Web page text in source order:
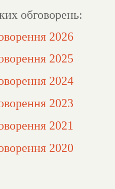
обговорень:
2026
2025
2024
2023
2021
2020